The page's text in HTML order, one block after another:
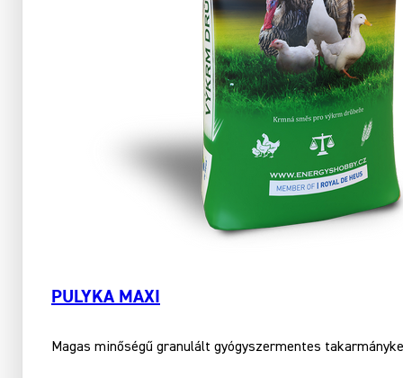
PULYKA MAXI
Magas minőségű granulált gyógyszermentes